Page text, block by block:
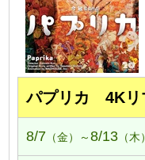
パプリカ 4Kリ
8/7 （金）～8/13 （